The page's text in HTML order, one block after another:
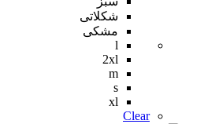
شکلاتی
مشکی
l
2xl
m
s
xl
Clear